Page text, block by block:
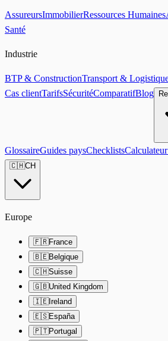
AssureursImmobilierRessources Humaines
Santé
Industrie
BTP & ConstructionTransport &
Cas clientTarifsSécuritéComparatifBlog
GlossaireGuides paysChecklists
🇨🇭CH
Europe
🇫🇷France
🇧🇪Belgique
🇨🇭Suisse
🇬🇧United Kingdom
🇮🇪Ireland
🇪🇸España
🇵🇹Portugal